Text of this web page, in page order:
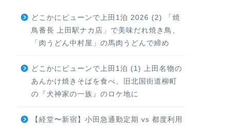
どこかにビューンで上田1泊 2026 (2) 「焼
鳥番長 上田駅ナカ店」で美味だれ焼き鳥、
「肉うどん中村屋」の馬肉うどんで締め
どこかにビューンで上田1泊 (1) 上田名物の
あんかけ焼きそばを食べ、旧北国街道柳町
の『犬神家の一族』のロケ地に
【経堂〜新宿】小田急通勤定期 vs 都度利用